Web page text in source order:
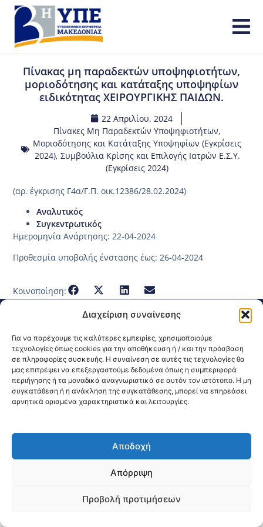
Διαχείριση συναίνεσης
Για να παρέχουμε τις καλύτερες εμπειρίες, χρησιμοποιούμε
τεχνολογίες όπως cookies για την αποθήκευση ή / και την πρόσβαση
σε πληροφορίες συσκευής. Η συναίνεση σε αυτές τις τεχνολογίες θα
μας επιτρέψει να επεξεργαστούμε δεδομένα όπως η συμπεριφορά
περιήγησης ή τα μοναδικά αναγνωριστικά σε αυτόν τον ιστότοπο. Η μη
συγκατάθεση ή η ανάκληση της συγκατάθεσης, μπορεί να επηρεάσει
αρνητικά ορισμένα χαρακτηριστικά και λειτουργίες.
Αποδοχή
Απόρριψη
Προβολή προτιμήσεων
Πίνακας μη παραδεκτών υποψηφιοτήτων,
μοριοδότησης και κατάταξης υποψηφίων
ειδικότητας ΧΕΙΡΟΥΡΓΙΚΗΣ ΠΑΙΔΩΝ.
22 Απριλίου, 2024
Πίνακες Μη Παραδεκτών Υποψηφιοτήτων,
Μοριοδότησης και Κατάταξης Υποψηφίων (Εγκρίσεις
2024), Συμβούλια Κρίσης και Επιλογής Ιατρών Ε.Σ.Υ.
(Εγκρίσεις 2024)
(αρ. έγκρισης Γ4α/Γ.Π. οικ.12386/28.02.2024)
Αναλυτικός
Συγκεντρωτικός
Ημερομηνία Ανάρτησης: 22-04-2024
Προθεσμία υποβολής ένστασης έως: 26-04-2024
Κοινοποίηση:
@2026 3ype.gr All rights reserved
Θεσσαλονίκη, ΕλλάδαΤηλ: +30 2311 226 200
email: 3ype@3ype.gr
Page Visits: 00009 Website Visits: 1595568